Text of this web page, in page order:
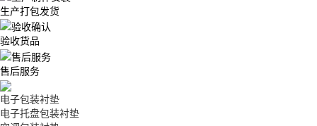
生产打包发货
验收货品
售后服务
电子包装衬垫
电子托盘包装衬垫